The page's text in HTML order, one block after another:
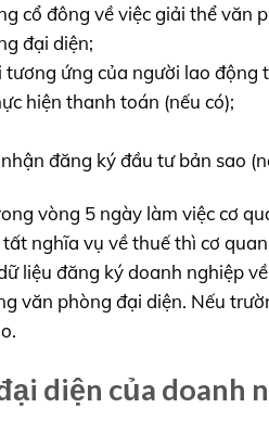
cổ đông về việc giải thể văn
đại diện;
ứng của người lao động
hiện thanh toán (nếu có);
đăng ký đầu tư bản sao
vòng 5 ngày làm việc cơ
nghĩa vụ về thuế thì cơ
liệu đăng ký doanh nghiệp
văn phòng đại diện. Nếu
diện của doanh